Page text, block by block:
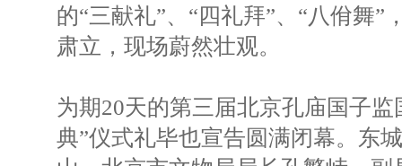
的“三献礼”、“四礼拜”、“八佾舞”
肃立，现场蔚然壮观。
为期20天的第三届北京孔庙国子
典”仪式礼毕也宣告圆满闭幕。东